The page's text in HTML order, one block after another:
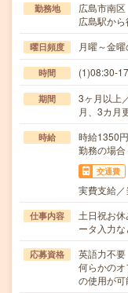
勤務地
広島市南区
広島駅か
曜日頻度 月曜～金
時間 (1)08:30-
期間
3ヶ月以
月、3カ月
時給
時給1350
勤務の場
交通費
実費支給／
仕事内容
土日祝お
ータ入力
応募資格
英語力不要
何らかの
の使用が